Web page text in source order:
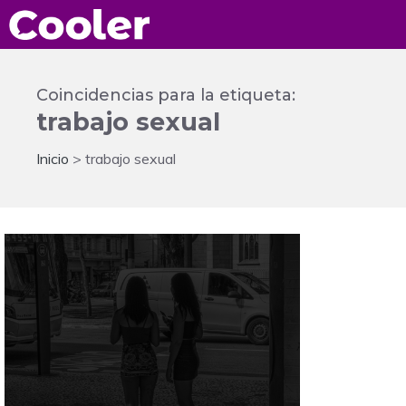
Saltar
al
Coincidencias para la etiqueta:
trabajo sexual
Inicio > trabajo sexual